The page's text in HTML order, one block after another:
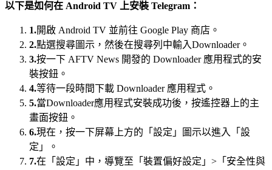
以下是如何在 Android TV 上安裝 Telegram：
1.開啟 Android TV 並前往 Google Play 商店。
2.點選搜尋圖示，然後在搜尋列中輸入Downloader。
3.按一下 AFTV News 開發的 Downloader 應用程式的安
裝按鈕。
4.等待一段時間下載 Downloader 應用程式。
5.當Downloader應用程式安裝成功後，按遙控器上的主
畫面按鈕。
6.現在，按一下屏幕上方的「設定」圖示以進入「設
定」。
7.在「設定」中，導覽至「裝置偏好設定」>「安全性與